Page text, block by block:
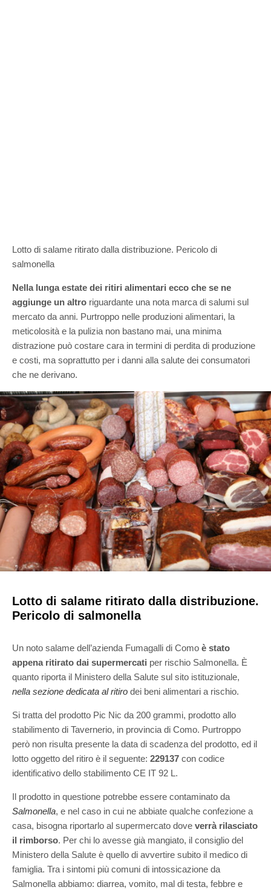
Lotto di salame ritirato dalla distribuzione. Pericolo di
salmonella
Nella lunga estate dei ritiri alimentari ecco che se ne
aggiunge un altro riguardante una nota marca di salumi sul
mercato da anni. Purtroppo nelle produzioni alimentari, la
meticolosità e la pulizia non bastano mai, una minima
distrazione può costare cara in termini di perdita di produzione
e costi, ma soprattutto per i danni alla salute dei consumatori
che ne derivano.
Lotto di salame ritirato dalla distribuzione.
Pericolo di salmonella
Un noto salame dell’azienda Fumagalli di Como è stato
appena ritirato dai supermercati per rischio Salmonella. È
quanto riporta il Ministero della Salute sul sito istituzionale,
nella sezione dedicata al ritiro dei beni alimentari a rischio.
Si tratta del prodotto Pic Nic da 200 grammi, prodotto allo
stabilimento di Tavernerio, in provincia di Como. Purtroppo
però non risulta presente la data di scadenza del prodotto, ed il
lotto oggetto del ritiro è il seguente: 229137 con codice
identificativo dello stabilimento CE IT 92 L.
Il prodotto in questione potrebbe essere contaminato da
Salmonella, e nel caso in cui ne abbiate qualche confezione a
casa, bisogna riportarlo al supermercato dove verrà rilasciato
il rimborso. Per chi lo avesse già mangiato, il consiglio del
Ministero della Salute è quello di avvertire subito il medico di
famiglia. Tra i sintomi più comuni di intossicazione da
Salmonella abbiamo: diarrea, vomito, mal di testa, febbre e